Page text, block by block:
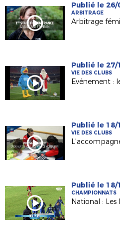
Publié le 26/
ARBITRAGE
Publié le 27/
VIE DES CLUBS
Publié le 18/
VIE DES CLUBS
Publié le 18/
CHAMPIONNATS